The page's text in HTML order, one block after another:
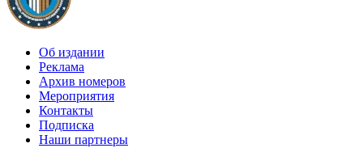
Об издании
Реклама
Архив номеров
Мероприятия
Контакты
Подписка
Наши партнеры